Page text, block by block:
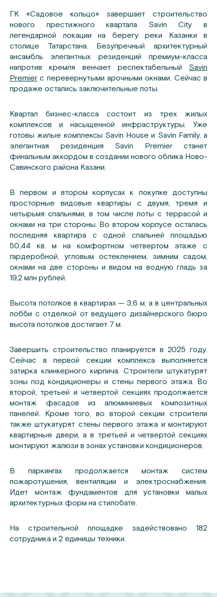
ГК «Садовое кольцо» завершает строительство
нового престижного квартала Savin City в
легендарной локации на берегу реки Казанки в
столице Татарстана. Безупречный архитектурный
ансамбль элегантных резиденций премиум-класса
напротив кремля венчает респектабельный Savin
Premier с перевернутыми арочными окнами. Сейчас в
продаже остались заключительные лоты.
Квартал бизнес-класса состоит из трех жилых
комплексов и насыщенной инфраструктуры. Уже
готовы жилые комплексы Savin House и Savin Family, а
элегантная резиденция Savin Premier станет
финальным аккордом в создании нового облика Ново-
Савинского района Казани.
В первом и втором корпусах к покупке доступны
просторные видовые квартиры с двумя, тремя и
четырьмя спальнями, в том числе лоты с террасой и
окнами на три стороны. Во втором корпусе осталась
последняя квартира с одной спальней площадью
50,44 кв. м на комфортном четвертом этаже с
гардеробной, угловым остеклением, зимним садом,
окнами на две стороны и видом на водную гладь за
19,2 млн рублей.
Высота потолков в квартирах — 3,6 м, а в центральных
лобби с отделкой от ведущего дизайнерского бюро
высота потолков достигает 7 м.
Завершить строительство планируется в 2025 году.
Сейчас в первой секции комплекса выполняется
затирка клинкерного кирпича. Строители штукатурят
зоны под кондиционеры и стены первого этажа. Во
второй, третьей и четвертой секциях продолжается
монтаж фасадов из алюминиевых композитных
панелей. Кроме того, во второй секции строители
также штукатурят стены первого этажа и монтируют
квартирные двери, а в третьей и четвертой секциях
монтируют жалюзи в зонах установки кондиционеров.
В паркингах продолжается монтаж систем
пожаротушения, вентиляции и электроснабжения.
Идет монтаж фундаментов для установки малых
архитектурных форм на стилобате.
На строительной площадке задействовано 182
сотрудника и 2 единицы техники.